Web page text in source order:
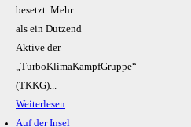
besetzt. Mehr
als ein Dutzend
Aktive der
„TurboKlimaKampfGruppe“
(TKKG)...
Weiterlesen
Auf der Insel